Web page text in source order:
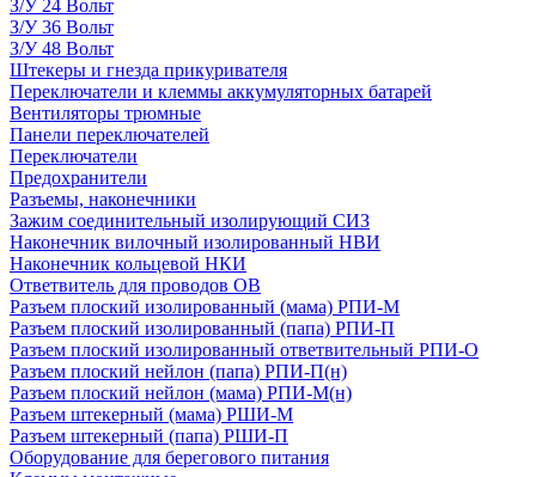
З/У 24 Вольт
З/У 36 Вольт
З/У 48 Вольт
Штекеры и гнезда прикуривателя
Переключатели и клеммы аккумуляторных батарей
Вентиляторы трюмные
Панели переключателей
Переключатели
Предохранители
Разъемы, наконечники
Зажим соединительный изолирующий СИЗ
Наконечник вилочный изолированный НВИ
Наконечник кольцевой НКИ
Ответвитель для проводов ОВ
Разъем плоский изолированный (мама) РПИ-М
Разъем плоский изолированный (папа) РПИ-П
Разъем плоский изолированный ответвительный РПИ-О
Разъем плоский нейлон (папа) РПИ-П(н)
Разъем плоский нейлон (мама) РПИ-М(н)
Разъем штекерный (мама) РШИ-М
Разъем штекерный (папа) РШИ-П
Оборудование для берегового питания